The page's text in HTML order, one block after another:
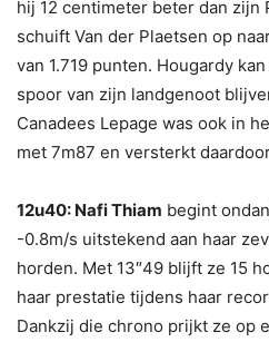
hij 12 centimeter beter dan zijn
schuift Van der Plaetsen op
van 1.719 punten. Hougardy
spoor van zijn landgenoot
Canadees Lepage was ook in
met 7m87 en versterkt
12u40: Nafi Thiam begint
-0.8m/s uitstekend aan haar
horden. Met 13″49 blijft ze 15
haar prestatie tijdens haar
Dankzij die chrono prijkt ze op